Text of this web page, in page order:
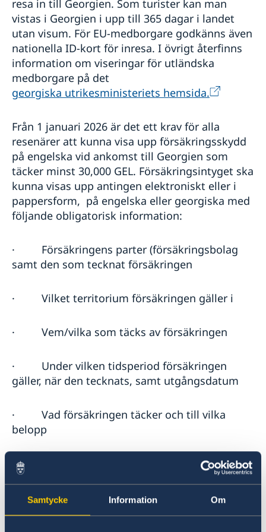
Samtycke Information Om
Sveriges utvecklingssamarbete med Georgien
Korruption och oegentligheter
Openaid
resa in till Georgien. Som turister kan man
vistas i Georgien i upp till 365 dagar i landet
utan visum. För EU-medborgare godkänns även
nationella ID-kort för inresa. I övrigt återfinns
information om viseringar för utländska
medborgare på det
georgiska utrikesministeriets hemsida.
Från 1 januari 2026 är det ett krav för alla
resenärer att kunna visa upp försäkringsskydd
på engelska vid ankomst till Georgien som
täcker minst 30,000 GEL. Försäkringsintyget ska
kunna visas upp antingen elektroniskt eller i
pappersform, på engelska eller georgiska med
följande obligatorisk information:
· Försäkringens parter (försäkringsbolag
samt den som tecknat försäkringen
· Vilket territorium försäkringen gäller i
· Vem/vilka som täcks av försäkringen
· Under vilken tidsperiod försäkringen
gäller, när den tecknats, samt utgångsdatum
· Vad försäkringen täcker och till vilka
belopp
·
Summa för försäkringspremie, plats- och
betalningsvillkor.
Försäkringen måste täcka hela perioden som